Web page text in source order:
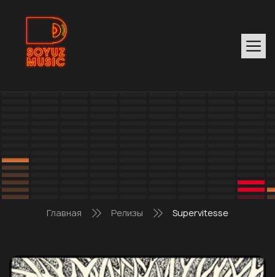
Главная Релизы Supervitesse